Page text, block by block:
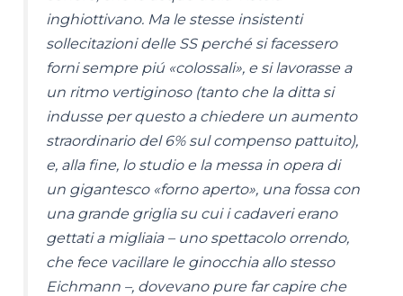
inghiottivano. Ma le stesse insistenti
sollecitazioni delle SS perché si facessero
forni sempre piú «colossali», e si lavorasse a
un ritmo vertiginoso (tanto che la ditta si
indusse per questo a chiedere un aumento
straordinario del 6% sul compenso pattuito),
e, alla fine, lo studio e la messa in opera di
un gigantesco «forno aperto», una fossa con
una grande griglia su cui i cadaveri erano
gettati a migliaia – uno spettacolo orrendo,
che fece vacillare le ginocchia allo stesso
Eichmann –, dovevano pure far capire che